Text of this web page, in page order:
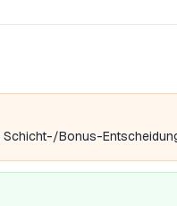
Bonus-